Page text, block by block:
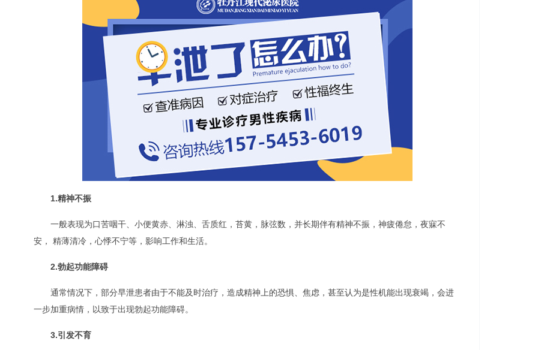
1.精神不振
一般表现为口苦咽干、小便黄赤、淋浊、舌质红，苔黄，脉弦数，并长期伴有精神不振，神疲倦怠，夜寐不
安， 精薄清冷，心悸不宁等，影响工作和生活。
2.勃起功能障碍
通常情况下，部分早泄患者由于不能及时治疗，造成精神上的恐惧、焦虑，甚至认为是性机能出现衰竭，会进
一步加重病情，以致于出现勃起功能障碍。
3.引发不育